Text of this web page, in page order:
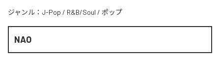
ジャンル： J-Pop / R&B/Soul / ポップ
NAO